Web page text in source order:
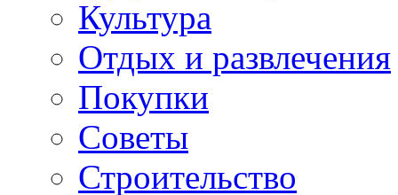
Культура
Отдых и развлечения
Покупки
Советы
Строительство